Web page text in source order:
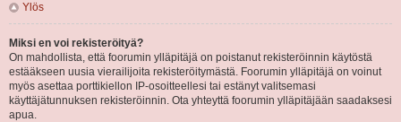
Ylös
Miksi en voi rekisteröityä?
On mahdollista, että foorumin ylläpitäjä on poistanut rekisteröinnin käytöstä
estääkseen uusia vierailijoita rekisteröitymästä. Foorumin ylläpitäjä on voinut
myös asettaa porttikiellon IP-osoitteellesi tai estänyt valitsemasi
käyttäjätunnuksen rekisteröinnin. Ota yhteyttä foorumin ylläpitäjään saadaksesi
apua.